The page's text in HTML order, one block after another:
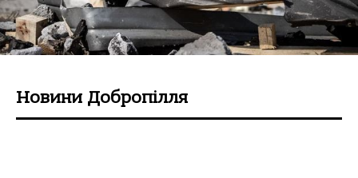
Новини Добропілля